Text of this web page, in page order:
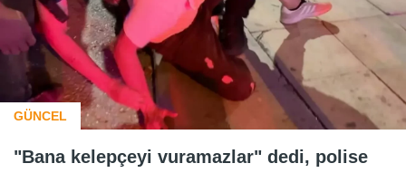
GÜNCEL
"Bana kelepçeyi vuramazlar" dedi, polise